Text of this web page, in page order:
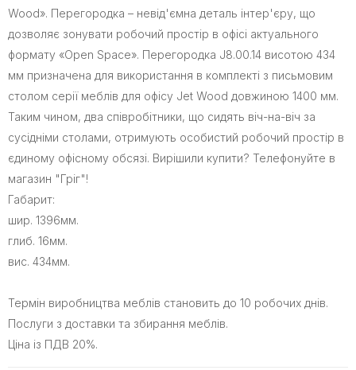
Wood». Перегородка – невід'ємна деталь інтер'єру, що
дозволяє зонувати робочий простір в офісі актуального
формату «Open Space». Перегородка J8.00.14 висотою 434
мм призначена для використання в комплекті з письмовим
столом серії меблів для офісу Jet Wood довжиною 1400 мм.
Таким чином, два співробітники, що сидять віч-на-віч за
сусідніми столами, отримують особистий робочий простір в
єдиному офісному обсязі. Вирішили купити? Телефонуйте в
магазин "Гріг"!
Габарит:
шир. 1396мм.
глиб. 16мм.
вис. 434мм.
Термін виробництва меблів становить до 10 робочих днів.
Послуги з доставки та збирання меблів.
Ціна із ПДВ 20%.